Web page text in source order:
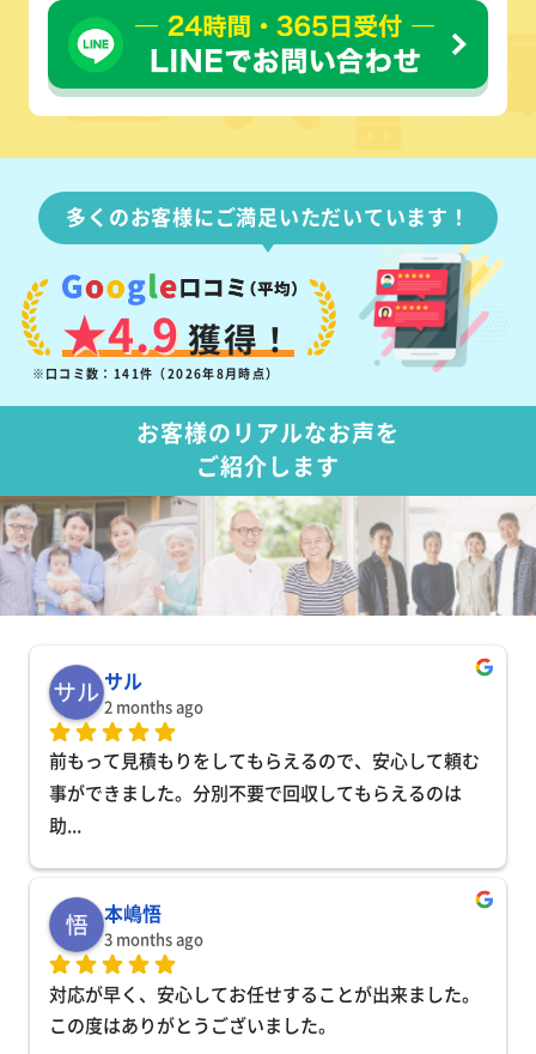
多くのお客様にご満足いただいています！
★4.9獲得！
※口コミ数：141件（2026年8月時点）
お客様のリアルなお声を
ご紹介します
サル
2 months ago
前もって見積もりをしてもらえるので、安心して頼む
事ができました。分別不要で回収してもらえるのは
助...
本嶋悟
3 months ago
対応が早く、安心してお任せすることが出来ました。
この度はありがとうございました。